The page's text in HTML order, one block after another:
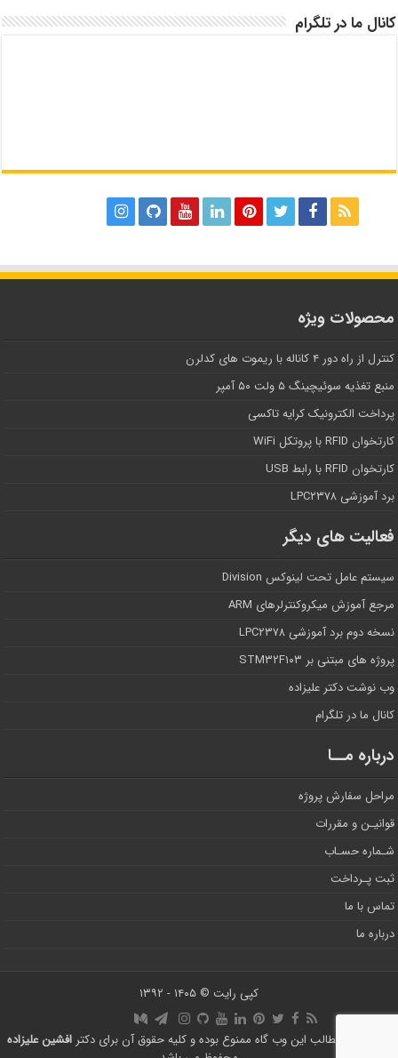
کانال ما در تلگرام
محصولات ویژه
کنترل از راه دور ۴ کاناله با ریموت های کدلرن
منبع تغذیه سوئیچینگ ۵ ولت ۵۰ آمپر
پرداخت الکترونیک کرایه تاکسی
کارتخوان RFID با پروتکل WiFi
کارتخوان RFID با رابط USB
برد آموزشی LPC۲۳۷۸
فعالیت های دیگر
سیستم عامل تحت لینوکس Division
مرجع آموزش میکروکنترلرهای ARM
نسخه دوم برد آموزشی LPC۲۳۷۸
پروژه های مبتنی بر STM۳۲F۱۰۳
وب نوشت دکتر علیزاده
کانال ما در تلگرام
درباره مــا
مراحل سفارش پروژه
قوانیـن و مقررات
شـماره حسـاب
ثبت پـرداخت
تماس با ما
درباره ما
کپی رایت © ۱۴۰۵ - ۱۳۹۲
استفاده از مطالب این وب گاه ممنوع بوده و کلیه حقوق آن برای دکتر افشین علیزاده